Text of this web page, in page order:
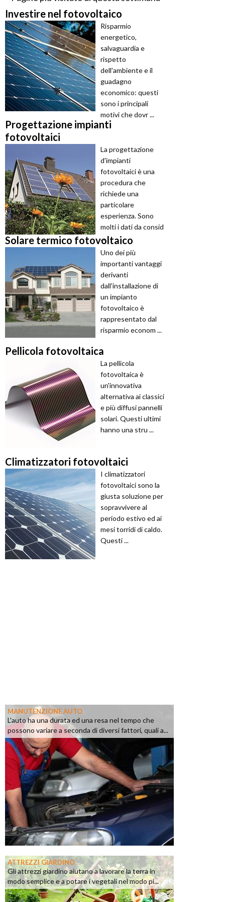
Investire nel fotovoltaico
Risparmio
energetico,
salvaguardia e
rispetto
dell'ambiente e il
guadagno
economico: questi
sono i principali
motivi che dovr ...
Progettazione impianti
fotovoltaici
La progettazione
d'impianti
fotovoltaici è una
procedura che
richiede una
particolare
esperienza. Sono
molti i dati da consid
...
Solare termico fotovoltaico
Uno dei più
importanti vantaggi
derivanti
dall'installazione di
un impianto
fotovoltaico è
rappresentato dal
risparmio econom ...
Pellicola fotovoltaica
La pellicola
fotovoltaica è
un'innovativa
alternativa ai classici
e più diffusi pannelli
solari. Questi ultimi
hanno una stru ...
Climatizzatori fotovoltaici
I climatizzatori
fotovoltaici sono la
giusta soluzione per
sopravvivere al
periodo estivo ed ai
mesi torridi di caldo.
Questi ...
MANUTENZIONE AUTO
L'auto ha una durata ed una resa nel tempo che
possono variare a seconda di diversi fattori, quali a...
ATTREZZI GIARDINO
Gli attrezzi giardino aiutano a lavorare la terra in
modo semplice e a potare i vegetali nel modo pi...